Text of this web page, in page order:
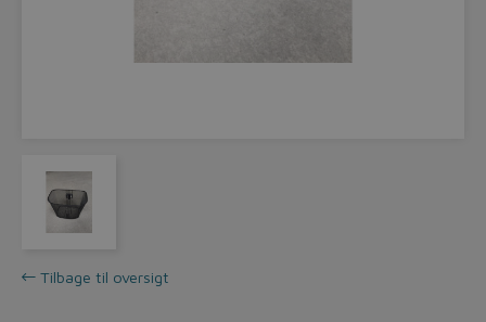
Tilbage til oversigt